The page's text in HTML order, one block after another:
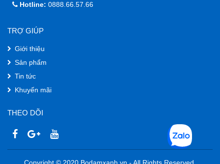
Hotline: 0888.66.57.66
TRỢ GIÚP
Giới thiệu
Sản phẩm
Tin tức
Khuyến mãi
THEO DÕI